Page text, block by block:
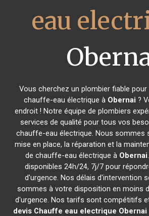
eau
Vous cherchez un plombier fiable
chauffe-eau électrique à Obernai ?
endroit ! Notre équipe de plombiers
services de qualité pour tous vos
chauffe-eau électrique. Nous sommes
mise en place, la réparation et la
de chauffe-eau électrique à Obernai
disponibles 24h/24, 7j/7 pour
d'urgence. Nos délais d'intervention
sommes à votre disposition en moins
d'urgence. Nos tarifs sont compétitifs
devis Chauffe eau electrique Obernai